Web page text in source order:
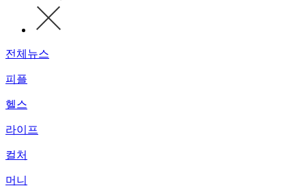
전체뉴스
피플
헬스
라이프
컬처
머니